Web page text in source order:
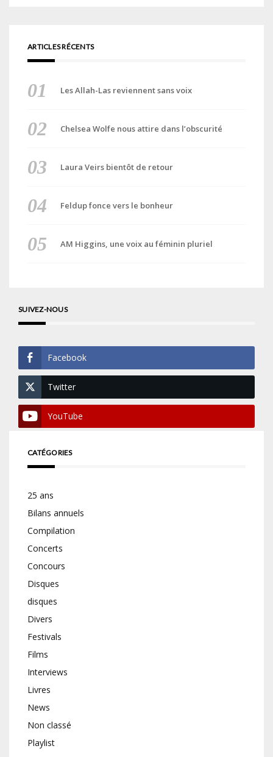
ARTICLES RÉCENTS
Les Allah-Las reviennent sans voix
Chelsea Wolfe nous attire dans l’obscurité
Laura Veirs bientôt de retour
Feldup fonce vers le bonheur
AM Higgins, une voix au féminin pluriel
SUIVEZ-NOUS
Facebook
Twitter
YouTube
CATÉGORIES
25 ans
Bilans annuels
Compilation
Concerts
Concours
Disques
disques
Divers
Festivals
Films
Interviews
Livres
News
Non classé
Playlist